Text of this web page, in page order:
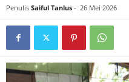
Penulis Saiful Tanlus - 26 Mei 2026